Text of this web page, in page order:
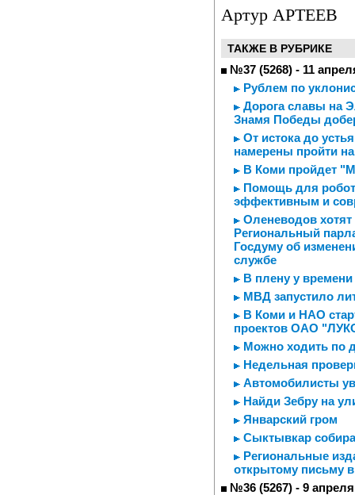
Артур АРТЕЕВ
ТАКЖЕ В РУБРИКЕ
№37 (5268) - 11
Рублем по
Дорога славы на
Знамя Победы
От истока до
намерены пройти
В Коми пройдет
Помощь для
эффективным и
Оленеводов хотят
Региональный
Госдуму об
службе
В плену у времени
МВД запустило
В Коми и НАО
проектов ОАО
Можно ходить по
Недельная
Автомобилисты
Найди Зебру на
Январский гром
Сыктывкар
Региональные
открытому письму
№36 (5267) - 9 апреля